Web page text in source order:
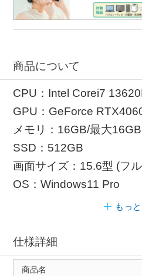
商品について
CPU：Intel Corei7
GPU：GeForce
メモリ：16GB/最大16GB
SSD：512GB
画面サイズ：15.6型 (フ
OS：Windows11 Pro
もっ
仕様詳細
商品名